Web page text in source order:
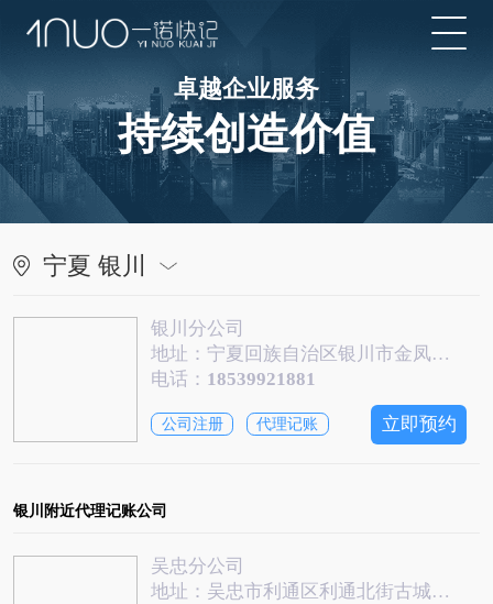
卓越企业服务
持续创造价值
宁夏 银川
银川分公司
地址：宁夏回族自治区银川市金凤区正源北街与北京中路交汇处瑞银财富中心2号楼20层4号办公
电话： 18539921881
公司注册 代理记账 立即预约
银川附近代理记账公司
吴忠分公司
地址：吴忠市利通区利通北街古城路国税住宅小区一号楼1362号